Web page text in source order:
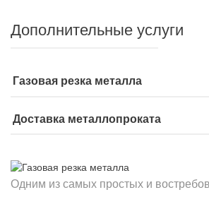
Дополнительные услуги
Газовая резка металла
Доставка металлопроката
Одним из самых простых и